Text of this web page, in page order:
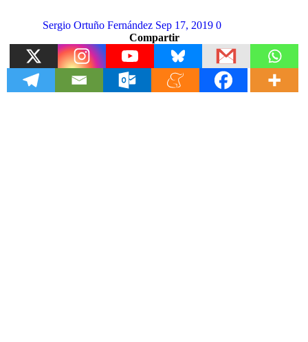
Sergio Ortuño Fernández Sep 17, 2019 0
Compartir